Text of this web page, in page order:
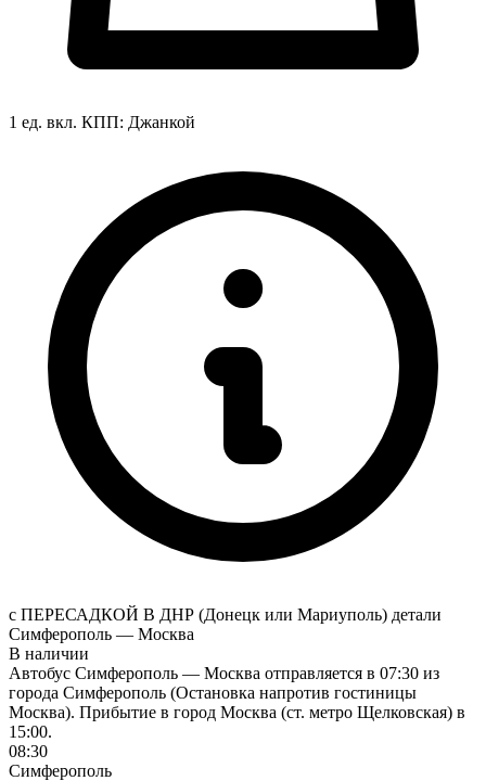
1 ед. вкл. КПП: Джанкой
с ПЕРЕСАДКОЙ В ДНР (Донецк или Мариуполь) детали
Симферополь — Москва
В наличии
Автобус Симферополь — Москва отправляется в 07:30 из
города Симферополь (Остановка напротив гостиницы
Москва). Прибытие в город Москва (ст. метро Щелковская) в
15:00.
08:30
Симферополь